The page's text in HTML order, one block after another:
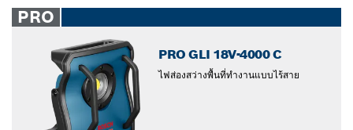
PRO
PRO GLI 18V-4000 C
ไฟส่องสว่างพื้นที่ทำงานแบบไร้สาย